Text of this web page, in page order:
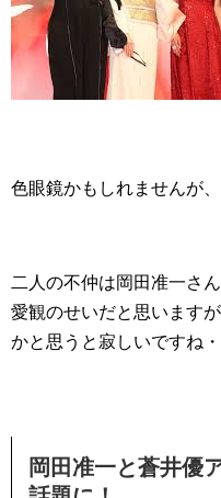
色眼鏡かもしれませんが
二人の不仲は岡田准一さ
愛観のせいだと思います
かと思うと寂しいですね・
岡田准一と蒼井優